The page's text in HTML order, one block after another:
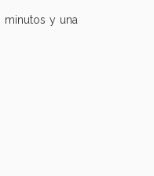
minutos y una